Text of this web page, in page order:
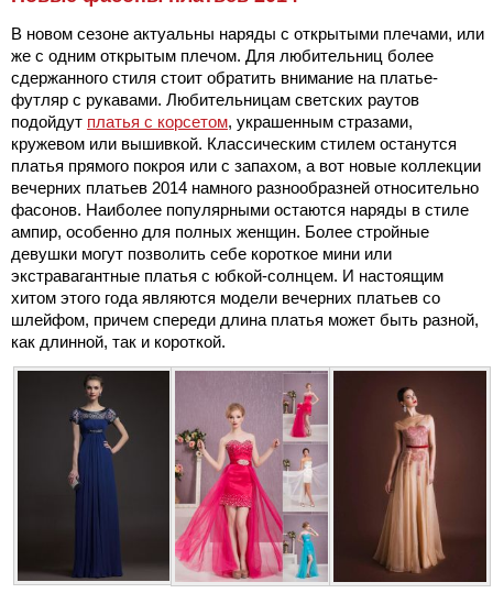
В новом сезоне актуальны наряды с открытыми плечами, или
же с одним открытым плечом. Для любительниц более
сдержанного стиля стоит обратить внимание на платье-
футляр с рукавами. Любительницам светских раутов
подойдут платья с корсетом, украшенным стразами,
кружевом или вышивкой. Классическим стилем останутся
платья прямого покроя или с запахом, а вот новые коллекции
вечерних платьев 2014 намного разнообразней относительно
фасонов. Наиболее популярными остаются наряды в стиле
ампир, особенно для полных женщин. Более стройные
девушки могут позволить себе короткое мини или
экстравагантные платья с юбкой-солнцем. И настоящим
хитом этого года являются модели вечерних платьев со
шлейфом, причем спереди длина платья может быть разной,
как длинной, так и короткой.